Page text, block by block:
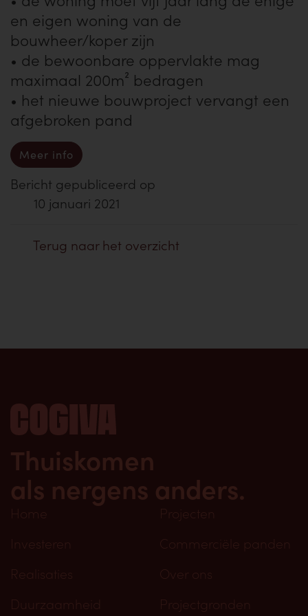
en eigen woning van de
bouwheer/koper zijn
• de bewoonbare oppervlakte mag
maximaal 200m² bedragen
• het nieuwe bouwproject vervangt een
afgebroken pand
Meer info
Bericht gepubliceerd op
10 januari 2021
Terug naar het overzicht
Thuiskomen
als nergens anders.
Home
Projecten
Investeren
Commerciële panden
Realisaties
Over ons
Duurzaamheid
Projectgronden